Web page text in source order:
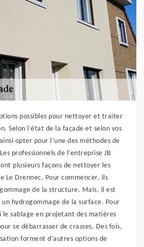
possibles pour nettoyer et traiter
Selon l’état de la façade et selon vos
opter pour l’une des méthodes de
professionnels de l’entreprise JB
plusieurs façons de nettoyer les
Le Drennec. Pour commencer, ils
de la structure. Mais, il est
un hydrogommage de la surface. Pour
le sablage en projetant des matières
se débarrasser de crasses. Des fois,
forment d'autres options de